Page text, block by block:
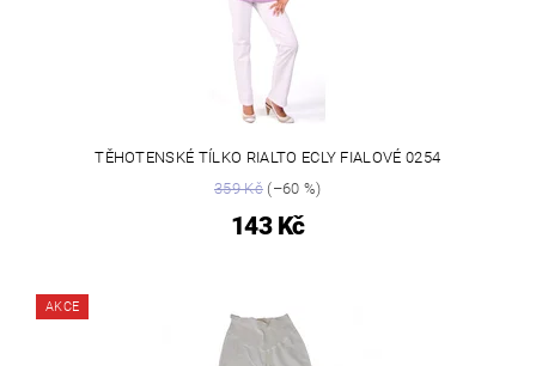
TĚHOTENSKÉ TÍLKO RIALTO ECLY FIALOVÉ 0254
359 Kč(–60 %)
143 Kč
AKCE